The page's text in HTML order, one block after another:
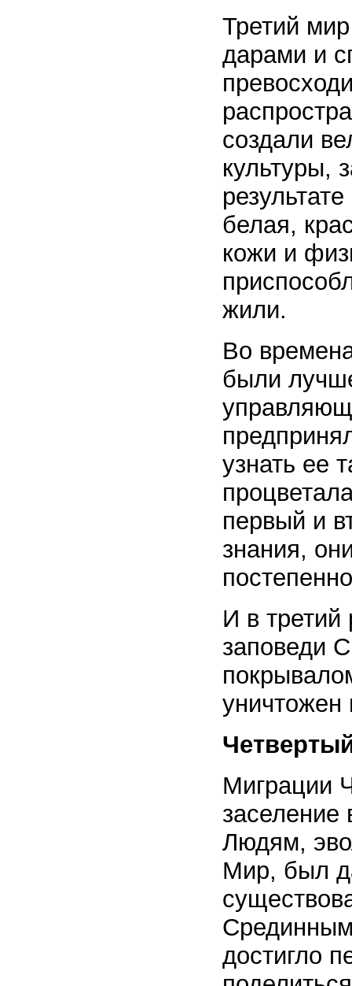
Третий
дарами и
создали
культуры,
белая,
кожи и
жили.
Во
были
узнать ее
первый и
знания,
И в третий
заповеди
уничтожен
Миграции
заселение
Людям,
Мир, был
достигло